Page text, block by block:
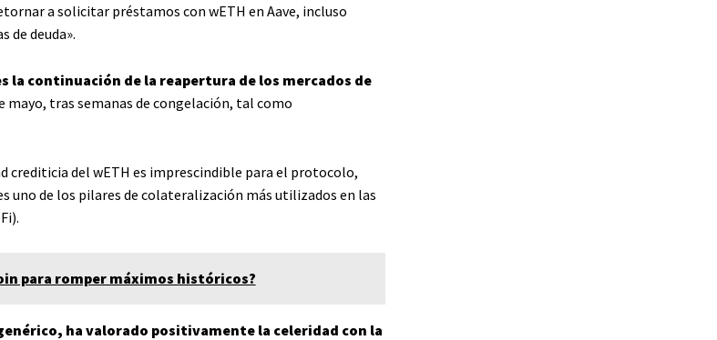
a solicitar préstamos con wETH en Aave, incluso
de deuda».
la continuación de la reapertura de los mercados de
mayo, tras semanas de congelación, tal como
crediticia del wETH es imprescindible para el protocolo,
uno de los pilares de colateralización más utilizados en las
para romper máximos históricos?
ha valorado positivamente la celeridad con la